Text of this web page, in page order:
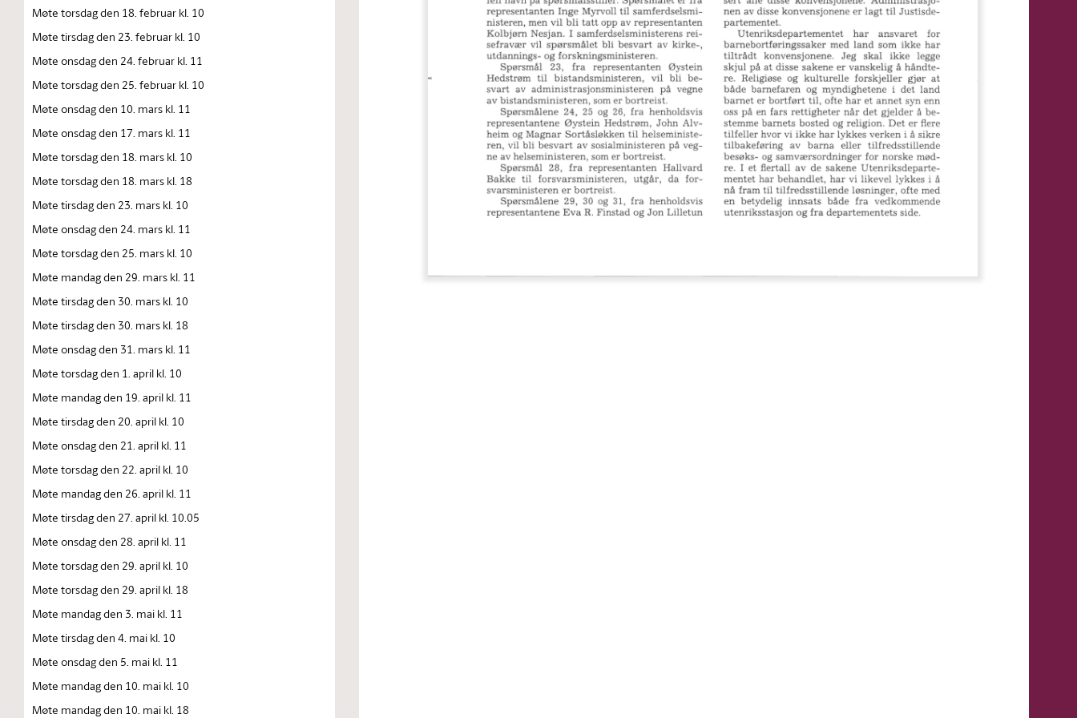
Møte torsdag den 18. februar kl. 10
Møte tirsdag den 23. februar kl. 10
Møte onsdag den 24. februar kl. 11
Møte torsdag den 25. februar kl. 10
Møte onsdag den 10. mars kl. 11
Møte onsdag den 17. mars kl. 11
Møte torsdag den 18. mars kl. 10
Møte torsdag den 18. mars kl. 18
Møte tirsdag den 23. mars kl. 10
Møte onsdag den 24. mars kl. 11
Møte torsdag den 25. mars kl. 10
Møte mandag den 29. mars kl. 11
Møte tirsdag den 30. mars kl. 10
Møte tirsdag den 30. mars kl. 18
Møte onsdag den 31. mars kl. 11
Møte torsdag den 1. april kl. 10
Møte mandag den 19. april kl. 11
Møte tirsdag den 20. april kl. 10
Møte onsdag den 21. april kl. 11
Møte torsdag den 22. april kl. 10
Møte mandag den 26. april kl. 11
Møte tirsdag den 27. april kl. 10.05
Møte onsdag den 28. april kl. 11
Møte torsdag den 29. april kl. 10
Møte torsdag den 29. april kl. 18
Møte mandag den 3. mai kl. 11
Møte tirsdag den 4. mai kl. 10
Møte onsdag den 5. mai kl. 11
Møte mandag den 10. mai kl. 10
Møte mandag den 10. mai kl. 18